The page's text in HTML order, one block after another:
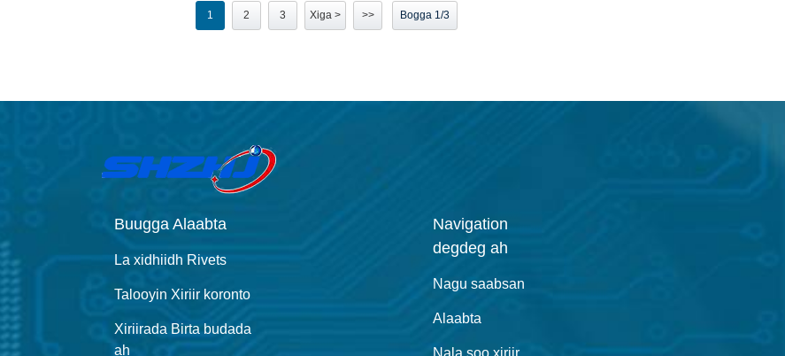
1 2 3 Xiga > >> Bogga 1/3
Buugga Alaabta
La xidhiidh Rivets
Talooyin Xiriir koronto
Xiriirada Birta budada
ah
Navigation
degdeg ah
Nagu saabsan
Alaabta